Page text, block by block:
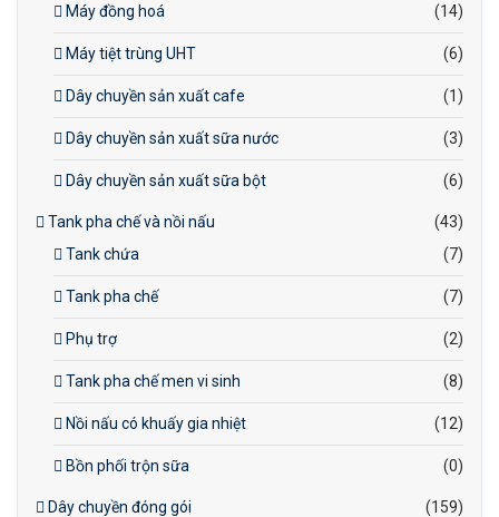
Máy đồng hoá (14)
Máy tiệt trùng UHT (6)
Dây chuyền sản xuất cafe (1)
Dây chuyền sản xuất sữa nước (3)
Dây chuyền sản xuất sữa bột (6)
Tank pha chế và nồi nấu
(43)
Tank chứa
(7)
Tank pha chế (7)
Phụ trợ (2)
Tank pha chế men vi sinh (8)
Nồi nấu có khuấy gia nhiệt (12)
Bồn phối trộn sữa (0)
Dây chuyền đóng gói
(159)